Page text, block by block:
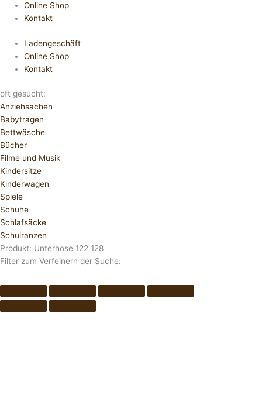
Online Shop
Kontakt
Ladengeschäft
Online Shop
Kontakt
oft gesucht:
Anziehsachen
Babytragen
Bettwäsche
Bücher
Filme und Musik
Kindersitze
Kinderwagen
Spiele
Schuhe
Schlafsäcke
Schulranzen
Produkt: Unterhose 122 128
Filter zum Verfeinern der Suche: